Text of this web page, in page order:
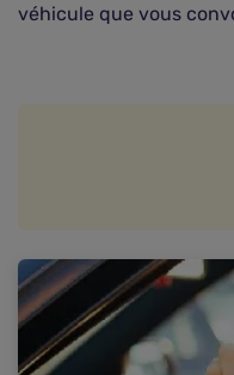
véhicule que vous
Quelles sont les
d'historique officiel ?
Comment trouver